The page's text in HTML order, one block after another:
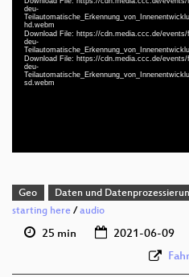
deu-
hd.webm
Download File: https://cdn.media.ccc.de/
deu-
Download File: https://cdn.media.ccc.de/
deu-
sd.webm
Geo Daten und
starting here /audio
25 min 2021-06-09